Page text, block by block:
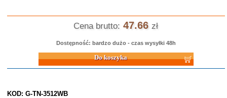
Cena brutto: 47.66 zł
Dostępność: bardzo dużo - czas wysyłki 48h
Do koszyka
KOD: G-TN-3512WB